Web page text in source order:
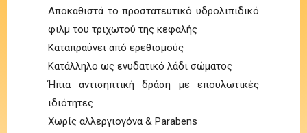
Αποκαθιστά το προστατευτικό υδρολιπιδικό
φιλμ του τριχωτού της κεφαλής
Καταπραΰνει από ερεθισμούς
Κατάλληλο ως ενυδατικό λάδι σώματος
Ήπια αντισηπτική δράση με επουλωτικές
ιδιότητες
Χωρίς αλλεργιογόνα & Parabens